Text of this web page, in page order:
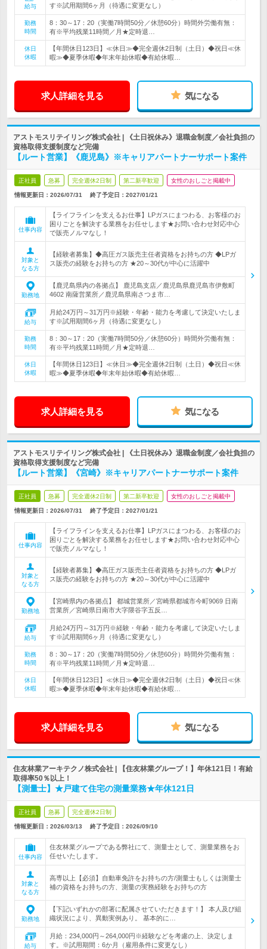
給与
す※試用期間6ヶ月（待遇に変更なし）
勤務
時間
8：30～17：20（実働7時間50分／休憩60分）時間外労働有無：
有※平均残業11時間／月★定時退…
休日
休暇
【年間休日123日】≪休日≫◆完全週休2日制（土日）◆祝日≪休
暇≫◆夏季休暇◆年末年始休暇◆有給休暇…
求人詳細を見る 気になる
アストモスリテイリング株式会社 | 《土日祝休み》退職金制度／会社負担の
資格取得支援制度など完備
【ルート営業】《鹿児島》※キャリアパートナーサポート案件
正社員 急募 完全週休2日制 第二新卒歓迎 女性のおしごと掲載中
情報更新日：2026/07/31 終了予定日： 2027/01/21
仕事内容
【ライフラインを支えるお仕事】LPガスにまつわる、お客様のお
困りごとを解決する業務をお任せします★お問い合わせ対応中心
で販売ノルマなし！
対象と
なる方
【経験者募集】◆高圧ガス販売主任者資格をお持ちの方 ◆LPガ
ス販売の経験をお持ちの方 ★20～30代が中心に活躍中
勤務地
【鹿児島県内の各拠点】 鹿児島支店／鹿児島県鹿児島市伊敷町
4602 南薩営業所／鹿児島県南さつま市…
給与
月給24万円～31万円※経験・年齢・能力を考慮して決定いたしま
す※試用期間6ヶ月（待遇に変更なし）
勤務
時間
8：30～17：20（実働7時間50分／休憩60分）時間外労働有無：
有※平均残業11時間／月★定時退…
休日
休暇
【年間休日123日】≪休日≫◆完全週休2日制（土日）◆祝日≪休
暇≫◆夏季休暇◆年末年始休暇◆有給休暇…
求人詳細を見る 気になる
アストモスリテイリング株式会社 | 《土日祝休み》退職金制度／会社負担の
資格取得支援制度など完備
【ルート営業】《宮崎》※キャリアパートナーサポート案件
正社員 急募 完全週休2日制 第二新卒歓迎 女性のおしごと掲載中
情報更新日：2026/07/31 終了予定日： 2027/01/21
仕事内容
【ライフラインを支えるお仕事】LPガスにまつわる、お客様のお
困りごとを解決する業務をお任せします★お問い合わせ対応中心
で販売ノルマなし！
対象と
なる方
【経験者募集】◆高圧ガス販売主任者資格をお持ちの方 ◆LPガ
ス販売の経験をお持ちの方 ★20～30代が中心に活躍中
勤務地
【宮崎県内の各拠点】 都城営業所／宮崎県都城市今町9069 日南
営業所／宮崎県日南市大字隈谷字五反…
給与
月給24万円～31万円※経験・年齢・能力を考慮して決定いたしま
す※試用期間6ヶ月（待遇に変更なし）
勤務
時間
8：30～17：20（実働7時間50分／休憩60分）時間外労働有無：
有※平均残業11時間／月★定時退…
休日
休暇
【年間休日123日】≪休日≫◆完全週休2日制（土日）◆祝日≪休
暇≫◆夏季休暇◆年末年始休暇◆有給休暇…
求人詳細を見る 気になる
住友林業アーキテクノ株式会社 | 【住友林業グループ！】年休121日！有給
取得率50％以上！
【測量士】★戸建て住宅の測量業務★年休121日
正社員 急募 完全週休2日制
情報更新日：2026/03/13 終了予定日： 2026/09/10
仕事内容
住友林業グループである弊社にて、測量士として、測量業務をお
任せいたします。
対象と
なる方
高専以上【必須】自動車免許をお持ちの方/測量士もしくは測量士
補の資格をお持ちの方、測量の実務経験をお持ちの方
勤務地
【下記いずれかの部署に配属させていただきます！】 本人及び組
織状況により、異動実例あり。 基本的に…
給与
月給：234,000円～264,000円※経験などを考慮の上、決定しま
す。※試用期間：6か月（雇用条件に変更なし）